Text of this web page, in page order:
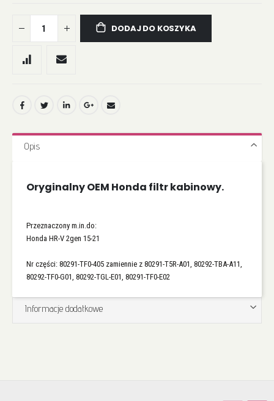
DODAJ DO KOSZYKA
Opis
Oryginalny OEM Honda filtr kabinowy.
Przeznaczony m.in.do:
Honda HR-V 2gen 15-21
Nr części: 80291-TF0-405 zamiennie z 80291-T5R-A01, 80292-TBA-A11,
80292-TF0-G01, 80292-TGL-E01, 80291-TF0-E02
Informacje dodatkowe